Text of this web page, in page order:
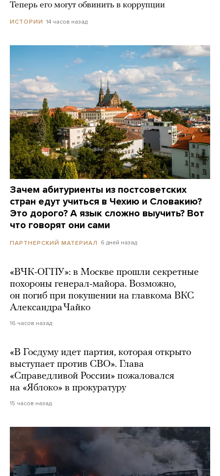
Теперь его могут обвинить в коррупции
ИСТОРИИ 14 часов назад
Зачем абитуриенты из постсоветских
стран едут учиться в Чехию и Словакию?
Это дорого? А язык сложно выучить? Вот
что говорят они сами
ПАРТНЕРСКИЙ МАТЕРИАЛ 6 дней назад
«ВЧК-ОГПУ»: в Москве прошли секретные
похороны генерал-майора. Возможно,
он погиб при покушении на главкома ВКС
Александра Чайко
16 часов назад
«В Госдуму идет партия, которая открыто
выступает против СВО». Глава
«Справедливой России» пожаловался
на «Яблоко» в прокуратуру
15 часов назад